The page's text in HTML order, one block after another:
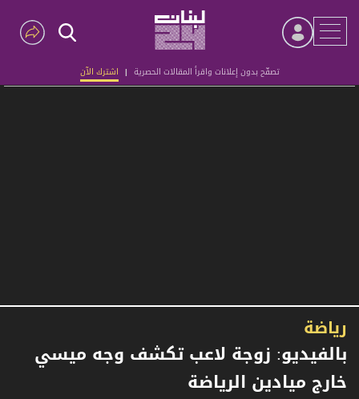
تصفّح بدون إعلانات واقرأ المقالات الحصرية | اشترك الآن
Advertisement
رياضة
بالفيديو: زوجة لاعب تكشف وجه ميسي
خارج ميادين الرياضة